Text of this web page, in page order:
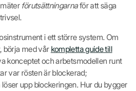
förutsättningarnaför att säga
i ett större system. Om
börja med vår kompletta guide till
konceptet och arbetsmodellen runt
var rösten är blockerad;
upp blockeringen. Hur du bygger